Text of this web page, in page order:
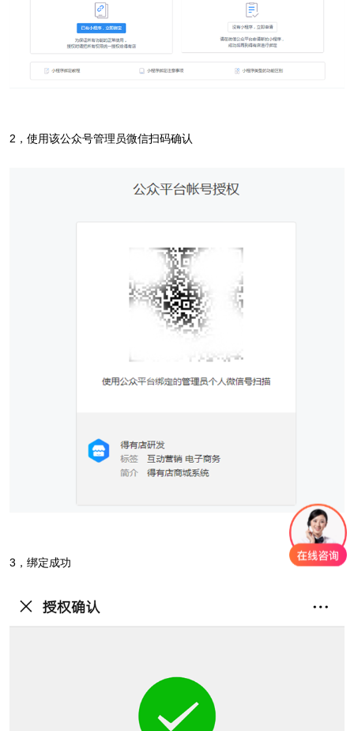
2，使用该公众号管理员微信扫码确认
3，绑定成功